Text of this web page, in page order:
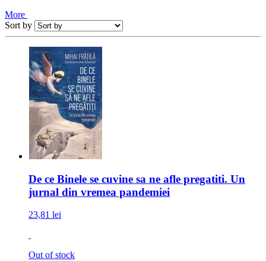
More
Sort by
De ce Binele se cuvine sa ne afle pregatiti. Un
jurnal din vremea pandemiei
23,81 lei
Out of stock